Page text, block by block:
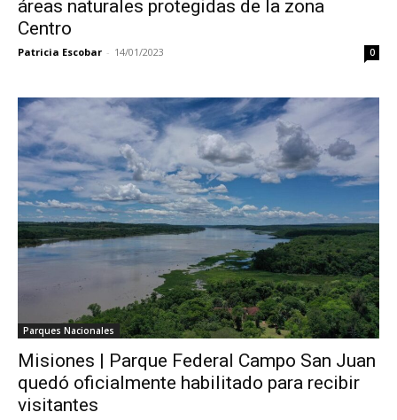
áreas naturales protegidas de la zona
Centro
Patricia Escobar - 14/01/2023 0
Parques Nacionales
Misiones | Parque Federal Campo San Juan
quedó oficialmente habilitado para recibir
visitantes